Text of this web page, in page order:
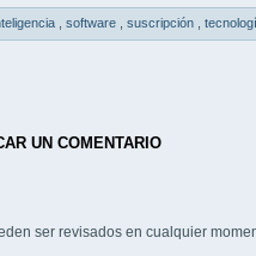
software suscripción
UN COMENTARIO
ser revisados en cualquier